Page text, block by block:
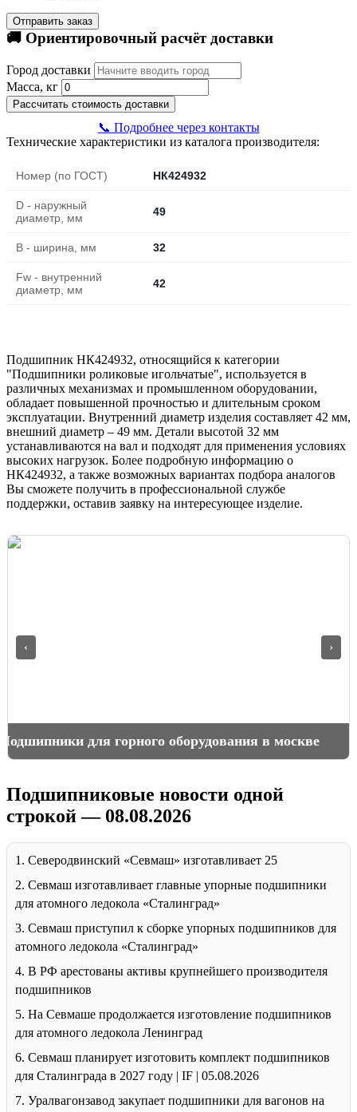
Отправить заказ
🚚 Ориентировочный расчёт доставки
Город доставки
Масса, кг
Рассчитать стоимость доставки
📞 Подробнее через контакты
Технические характеристики из каталога производителя:
Номер (по ГОСТ) НК424932
D - наружный
диаметр, мм
49
B - ширина, мм 32
Fw - внутренний
диаметр, мм
42
Подшипник НК424932, относящийся к категории
"Подшипники роликовые игольчатые", используется в
различных механизмах и промышленном оборудовании,
обладает повышенной прочностью и длительным сроком
эксплуатации. Внутренний диаметр изделия составляет 42 мм,
внешний диаметр – 49 мм. Детали высотой 32 мм
устанавливаются на вал и подходят для применения условиях
высоких нагрузок. Более подробную информацию о
НК424932, а также возможных вариантах подбора аналогов
Вы сможете получить в профессиональной службе
поддержки, оставив заявку на интересующее изделие.
Подшипники для горного оборудования в москве
‹ ›
Подшипниковые новости одной
строкой — 08.08.2026
1. Северодвинский «Севмаш» изготавливает 25
2. Севмаш изготавливает главные упорные подшипники
для атомного ледокола «Сталинград»
3. Севмаш приступил к сборке упорных подшипников для
атомного ледокола «Сталинград»
4. В РФ арестованы активы крупнейшего производителя
подшипников
5. На Севмаше продолжается изготовление подшипников
для атомного ледокола Ленинград
6. Севмаш планирует изготовить комплект подшипников
для Сталинграда в 2027 году | IF | 05.08.2026
7. Уралвагонзавод закупает подшипники для вагонов на